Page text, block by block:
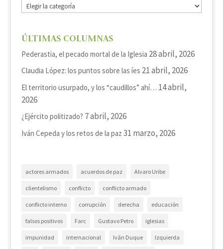
Categorías
ÚLTIMAS COLUMNAS
Pederastia, el pecado mortal de la Iglesia 28 abril, 2026
Claudia López: los puntos sobre las íes 21 abril, 2026
El territorio usurpado, y los “caudillos” ahí… 14 abril,
2026
¿Ejército politizado? 7 abril, 2026
Iván Cepeda y los retos de la paz 31 marzo, 2026
actores armados acuerdos de paz Alvaro Uribe
clientelismo conflicto conflicto armado
conflicto interno corrupción derecha educación
falsos positivos Farc Gustavo Petro iglesias
impunidad internacional Iván Duque Izquierda